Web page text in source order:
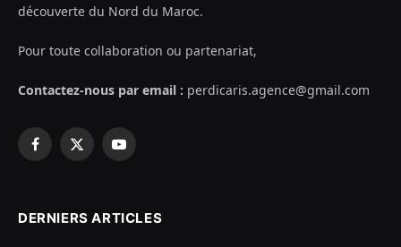
découverte du Nord du Maroc.
Pour toute collaboration ou partenariat,
Contactez-nous par email : perdicaris.agence@gmail.com
Facebook
X
YouTube
DERNIERS ARTICLES